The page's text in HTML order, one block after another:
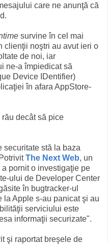
care ne anunţă că
survine în cel mai
clienţii noştri au avut ieri o
de noi, iar
ne-a împiedicat să
Device IDentifier)
în afara AppStore-
decât să pice
securitate stă la baza
The Next Web, un
pornit o investigaţie pe
ului de Developer Center
în bugtracker-ul
Apple s-au panicat şi au
serviciului este
informaţii securizate".
şi raportat breşele de